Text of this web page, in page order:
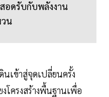
อดรับกับพลังงาน
น
นเข้าสู่จุดเปลี่ยนครั้ง
โครงสร้างพื้นฐานเพื่อ